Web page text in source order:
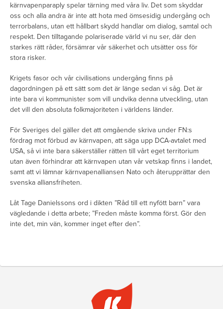
kärnvapenparaply spelar tärning med våra liv. Det som skyddar
oss och alla andra är inte att hota med ömsesidig undergång och
terrorbalans, utan ett hållbart skydd handlar om dialog, samtal och
respekt. Den tilltagande polariserade värld vi nu ser, där den
starkes rätt råder, försämrar vår säkerhet och utsätter oss för
stora risker.
Krigets fasor och vår civilisations undergång finns på
dagordningen på ett sätt som det är länge sedan vi såg. Det är
inte bara vi kommunister som vill undvika denna utveckling, utan
det vill den absoluta folkmajoriteten i världens länder.
För Sveriges del gäller det att omgående skriva under FN:s
fördrag mot förbud av kärnvapen, att säga upp DCA-avtalet med
USA, så vi inte bara säkerställer rätten till vårt eget territorium
utan även förhindrar att kärnvapen utan vår vetskap finns i landet,
samt att vi lämnar kärnvapenalliansen Nato och återupprättar den
svenska alliansfriheten.
Låt Tage Danielssons ord i dikten ”Råd till ett nyfött barn” vara
vägledande i detta arbete; ”Freden måste komma först. Gör den
inte det, min vän, kommer inget efter den”.